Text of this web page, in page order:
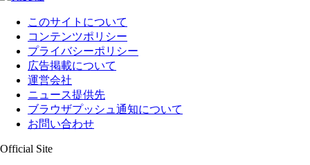
このサイトについて
コンテンツポリシー
プライバシーポリシー
広告掲載について
運営会社
ニュース提供先
ブラウザプッシュ通知について
お問い合わせ
Official Site